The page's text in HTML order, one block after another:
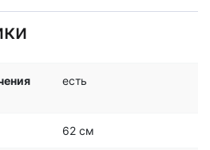
есть
62 см